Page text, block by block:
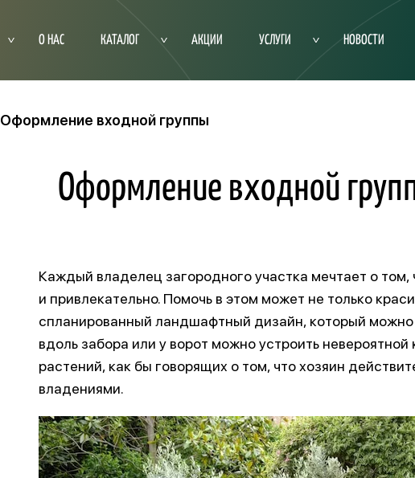
О НАС КАТАЛОГ АКЦИИ УСЛУГИ НОВОСТИ
Оформление входной группы
Оформление входной
Каждый владелец загородного участка мечтает о
и привлекательно. Помочь в этом может не только
спланированный ландшафтный дизайн, который можно
вдоль забора или у ворот можно устроить
растений, как бы говорящих о том, что хозяин
владениями.